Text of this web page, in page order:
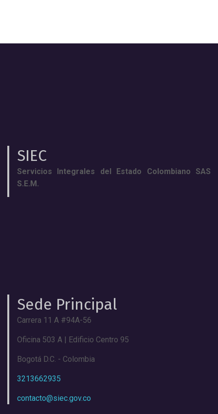
SIEC
Servicios Integrales del Estado Colombiano SAS
S.E.M.
Sede Principal
Carrera 11 A #94A-56
Oficina 503 A | Edificio Centro 95
Bogotá D.C. - Colombia
3213662935
contacto@siec.gov.co